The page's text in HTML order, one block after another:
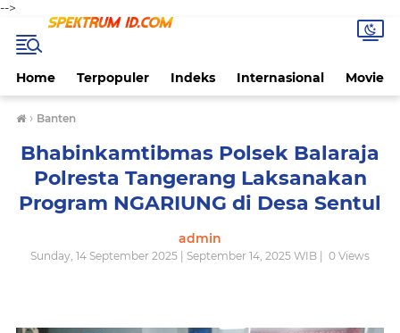
-->
Home Terpopuler Indeks Internasional Movie
› Banten
Bhabinkamtibmas Polsek Balaraja
Polresta Tangerang Laksanakan
Program NGARIUNG di Desa Sentul
admin
Sunday, 14 September 2025 | September 14, 2025 WIB | 0 Views